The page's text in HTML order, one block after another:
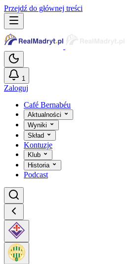
Przejdź do głównej treści
1
Zaloguj
Café Bernabéu
Aktualności
Wyniki
Skład
Kontuzje
Klub
Historia
Podcast